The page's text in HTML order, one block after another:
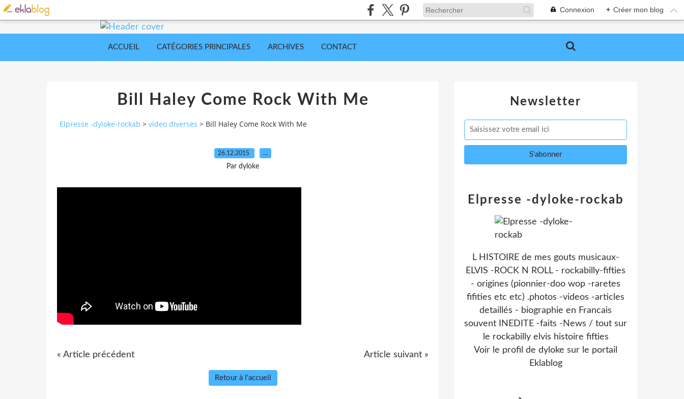
Connexion + Créer mon blog
ACCUEIL CATÉGORIES PRINCIPALES ARCHIVES CONTACT
Bill Haley Come Rock With Me
Elpresse -dyloke-rockab > video diverses > Bill Haley Come Rock With Me
26.12.2015 …
Par dyloke
« Article précédent Article suivant »
Retour à l'accueil
Newsletter
Elpresse -dyloke-rockab
L HISTOIRE de mes gouts musicaux-
ELVIS -ROCK N ROLL - rockabilly-fifties
- origines (pionnier-doo wop -raretes
fifities etc etc) .photos -videos -articles
detaillés - biographie en Francais
souvent INEDITE -faits -News / tout sur
le rockabilly elvis histoire fifties
Voir le profil de dyloke sur le portail
Eklablog